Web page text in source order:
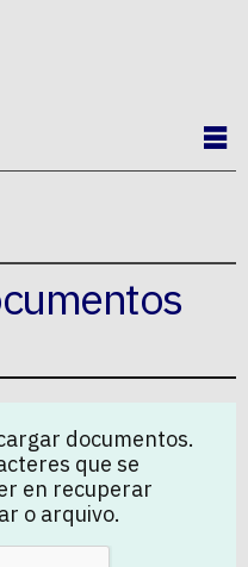
documentos.
que se
en recuperar
o arquivo.